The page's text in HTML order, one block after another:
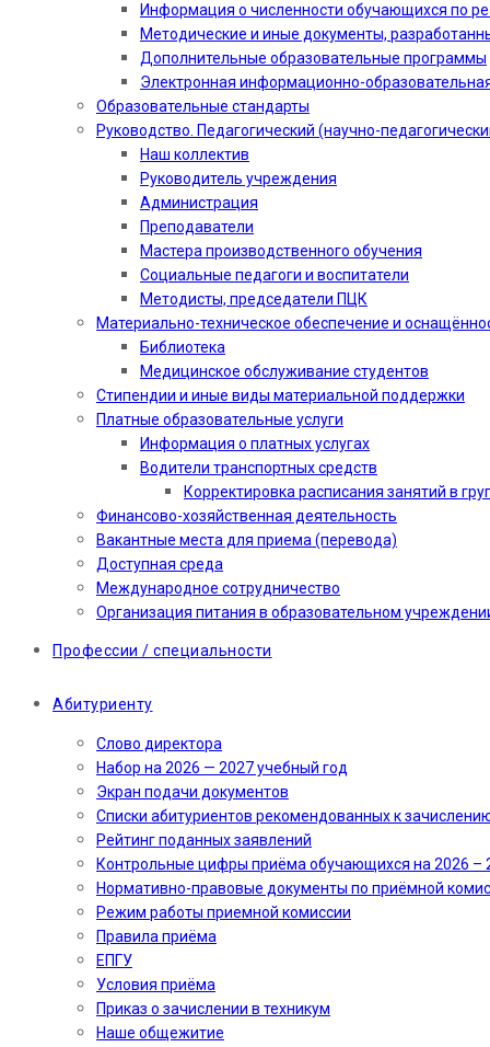
Информация о численности обучающихся по
Методические и иные документы,
Дополнительные образовательные программы
Электронная информационно-
Образовательные стандарты
Руководство. Педагогический (научно-
Наш коллектив
Руководитель учреждения
Администрация
Преподаватели
Мастера производственного обучения
Социальные педагоги и воспитатели​
Методисты, председатели ПЦК
Материально-техническое обеспечение и
Библиотека
Медицинское обслуживание студентов
Стипендии и иные виды материальной поддержки
Платные образовательные услуги
Информация о платных услугах
Водители транспортных средств
Корректировка расписания занятий в
Финансово-хозяйственная деятельность
Вакантные места для приема (перевода)
Доступная среда
Международное сотрудничество
Организация питания в образовательном
Профессии / специальности
Абитуриенту
Слово директора
Набор на 2026 — 2027 учебный год
Экран подачи документов
Cписки абитуриентов рекомендованных к
Рейтинг поданных заявлений
Контрольные цифры приёма обучающихся на 2026 –
Нормативно-правовые документы по приёмной
Режим работы приемной комиссии
Правила приёма
ЕПГУ
Условия приёма
Приказ о зачислении в техникум
Наше общежитие